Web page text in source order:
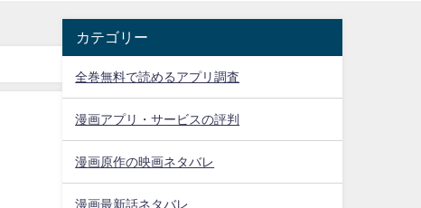
カテゴリー
全巻無料で読めるアプリ調査
漫画アプリ・サービスの評判
漫画原作の映画ネタバレ
漫画最新話ネタバレ